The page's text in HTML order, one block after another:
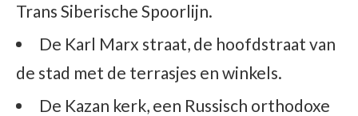
Trans Siberische Spoorlijn.
De Karl Marx straat, de hoofdstraat van
de stad met de terrasjes en winkels.
De Kazan kerk, een Russisch orthodoxe